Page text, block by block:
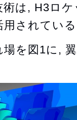
は, H3ロ
用されてい
を図1に,